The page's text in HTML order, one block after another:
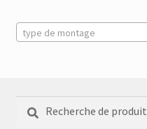
type de montage
pour :